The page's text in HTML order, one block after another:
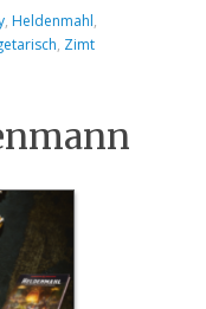
, Heldenmahl,
, Zimt